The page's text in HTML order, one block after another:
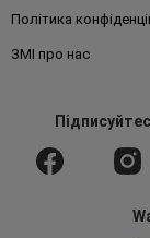
Політика
ЗМІ про нас